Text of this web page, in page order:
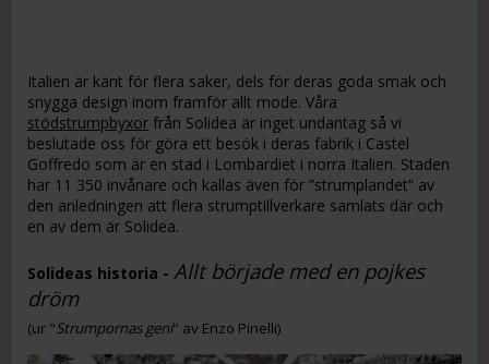
Italien är känt för flera saker, dels för deras goda smak och
snygga design inom framför allt mode. Våra
stödstrumpbyxor från Solidea är inget undantag så vi
beslutade oss för göra ett besök i deras fabrik i Castel
Goffredo som är en stad i Lombardiet i norra Italien. Staden
har 11 350 invånare och kallas även för ”strumplandet” av
den anledningen att flera strumptillverkare samlats där och
en av dem är Solidea.
Solideas historia - Allt började med en pojkes
dröm
(ur "Strumpornas geni" av Enzo Pinelli)